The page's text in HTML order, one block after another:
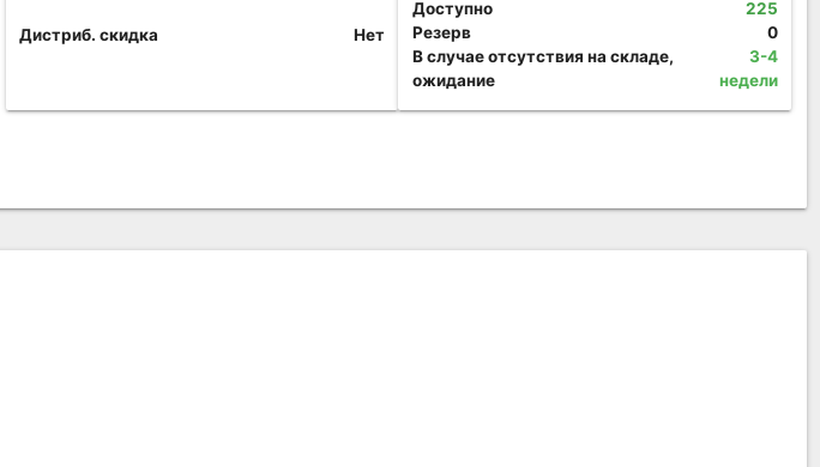
Дистриб. скидка Нет
Доступно
225
Резерв
0
В случае отсутствия на складе,
ожидание
3-4
недели